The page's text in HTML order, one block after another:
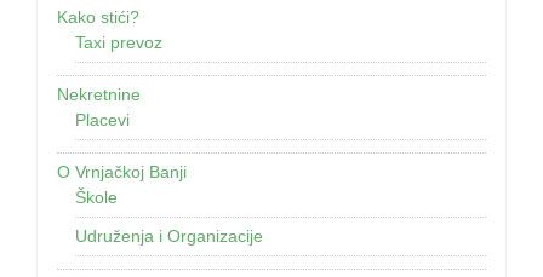
Kako stići?
Taxi prevoz
Nekretnine
Placevi
O Vrnjačkoj Banji
Škole
Udruženja i Organizacije